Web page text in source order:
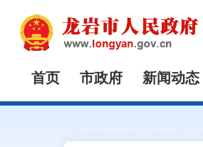
首页 市政府 新闻动态